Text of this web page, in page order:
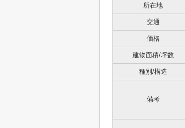
所在地
交通
価格
建物面積/坪数
種別/構造
備考